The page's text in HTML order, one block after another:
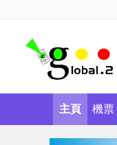
主頁 機票
澳門自由行
澳門